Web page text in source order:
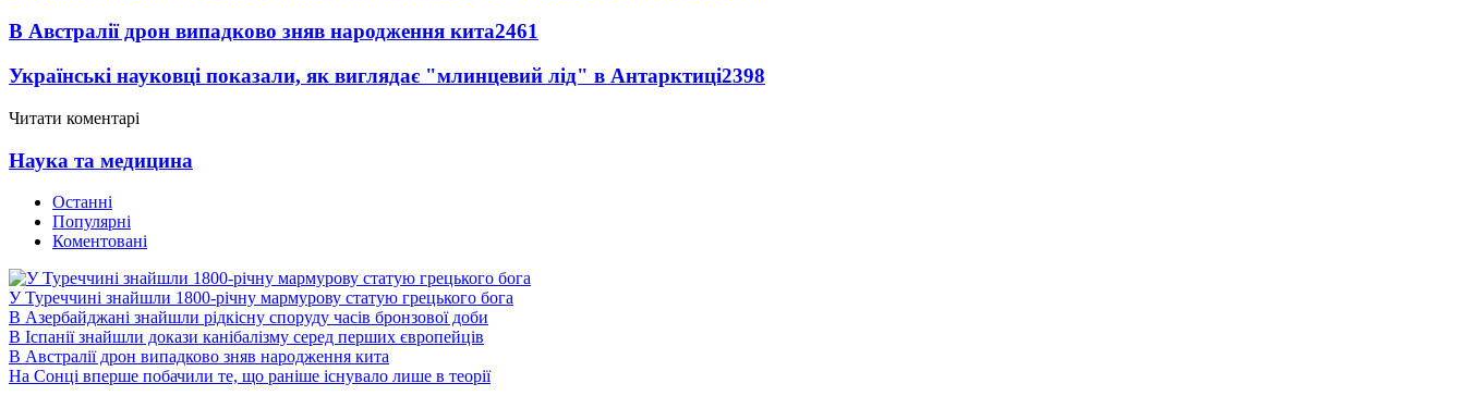
В Австралії дрон випадково зняв народження кита2461
Українські науковці показали, як виглядає "млинцевий лід" в Антарктиці2398
Читати коментарі
Наука та медицина
Останні
Популярні
Коментовані
У Туреччині знайшли 1800-річну мармурову статую грецького бога
В Азербайджані знайшли рідкісну споруду часів бронзової доби
В Іспанії знайшли докази канібалізму серед перших європейців
В Австралії дрон випадково зняв народження кита
На Сонці вперше побачили те, що раніше існувало лише в теорії